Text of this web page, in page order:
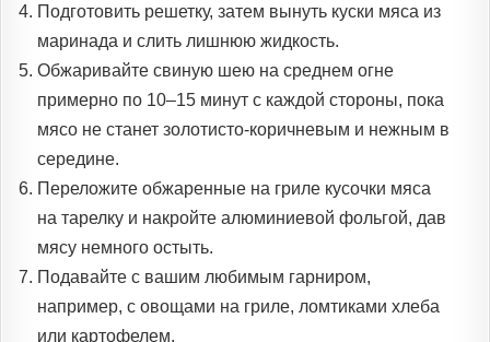
Подготовить решетку, затем вынуть куски мяса из
маринада и слить лишнюю жидкость.
Обжаривайте свиную шею на среднем огне
примерно по 10–15 минут с каждой стороны, пока
мясо не станет золотисто-коричневым и нежным в
середине.
Переложите обжаренные на гриле кусочки мяса
на тарелку и накройте алюминиевой фольгой, дав
мясу немного остыть.
Подавайте с вашим любимым гарниром,
например, с овощами на гриле, ломтиками хлеба
или картофелем.